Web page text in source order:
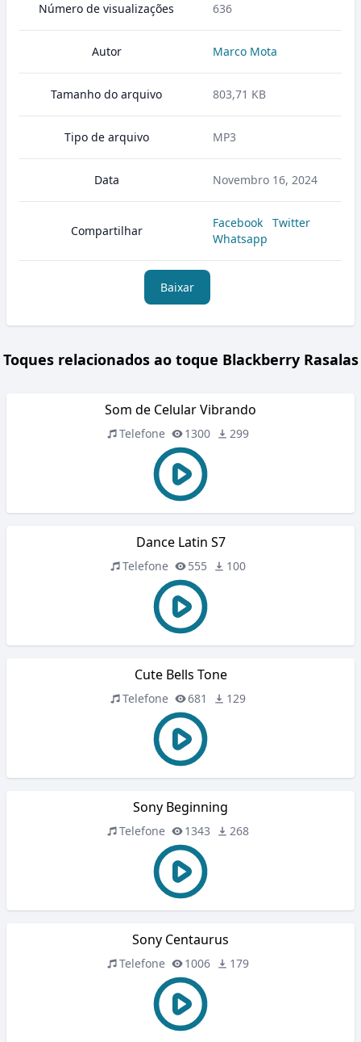
Número de visualizações 636
Autor Marco Mota
Tamanho do arquivo 803,71 KB
Tipo de arquivo MP3
Data Novembro 16, 2024
Compartilhar
Facebook
Twitter
Whatsapp
Baixar
Toques relacionados ao toque Blackberry Rasalas
Som de Celular Vibrando
Telefone 1300 299
Dance Latin S7
Telefone 555 100
Cute Bells Tone
Telefone 681 129
Sony Beginning
Telefone 1343 268
Sony Centaurus
Telefone 1006 179